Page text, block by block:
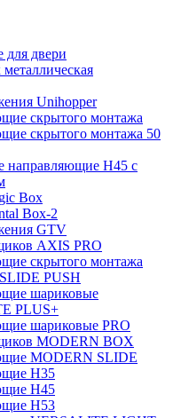
для двери
Unihopper
скрытого монтажа
скрытого монтажа 50
направляющие H45 с
Box
Box-2
GTV
AXIS PRO
скрытого монтажа
PUSH
шариковые
PLUS+
шариковые PRO
MODERN BOX
MODERN SLIDE
H35
H45
H53